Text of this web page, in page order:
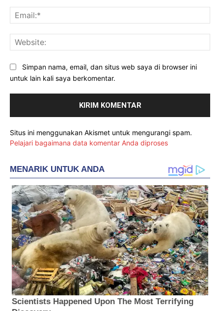
Simpan nama, email, dan situs web saya di browser ini
untuk lain kali saya berkomentar.
Situs ini menggunakan Akismet untuk mengurangi spam.
Pelajari bagaimana data komentar Anda diproses